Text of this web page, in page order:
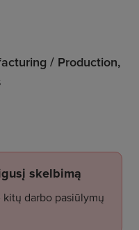
/ Production,
skelbimą
darbo pasiūlymų